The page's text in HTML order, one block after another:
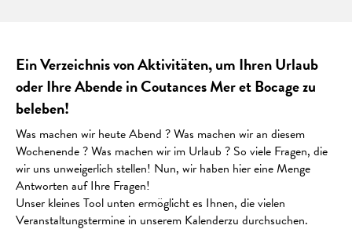
Ein Verzeichnis von Aktivitäten, um Ihren Urlaub
oder Ihre Abende in Coutances Mer et Bocage zu
beleben!
Was machen wir heute Abend ? Was machen wir an diesem
Wochenende ? Was machen wir im Urlaub ? So viele Fragen, die
wir uns unweigerlich stellen! Nun, wir haben hier eine Menge
Antworten auf Ihre Fragen!
Unser kleines Tool unten ermöglicht es Ihnen, die vielen
Veranstaltungstermine in unserem Kalenderzu durchsuchen.